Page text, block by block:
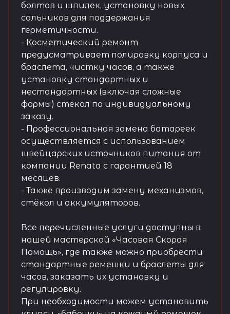
болтов и шпилек, установку новых
сальников для поддержания
герметичности.
- Косметический ремонт
предусматривает полировку корпуса и
браслета, чистку часов, а также
установку стандартных и
нестандартных (включая сложные
формы) стёкол по индивидуальному
заказу.
- Профессиональная замена батареек
осуществляется с использованием
швейцарских источников питания от
компании Renata с гарантией 18
месяцев.
- Также производим замену механизмов,
стёкол и аккумуляторов.
Все перечисленные услуги доступны в
нашей мастерской «Часовая Скорая
Помощь», где также можно приобрести
стандартные ремешки и браслеты для
часов, заказать их установку и
регулировку.
При необходимости можем установить